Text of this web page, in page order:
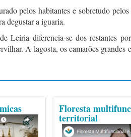
pelos habitantes e sobretudo pelos
degustar a iguaria.
Leiria diferencia-se dos restantes
A lagosta, os camarões grandes
Floresta
territorial